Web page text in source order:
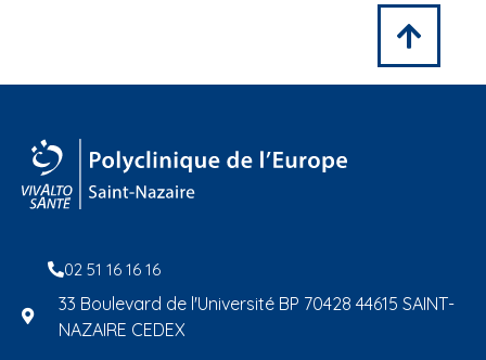
02 51 16 16 16
33 Boulevard de l'Université BP 70428 44615 SAINT-
NAZAIRE CEDEX